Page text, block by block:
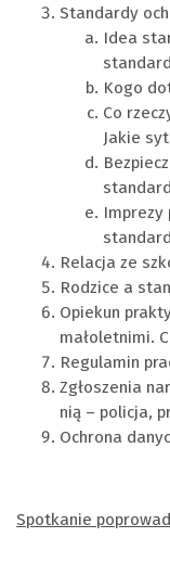
Standardy
Idea
Kogo
Co
Jakie
Imprezy
Relacja ze
Rodzice a
Opiekun
małoletnimi.
Regulamin
Zgłoszenia
nią – policja,
Ochrona
Spotkanie